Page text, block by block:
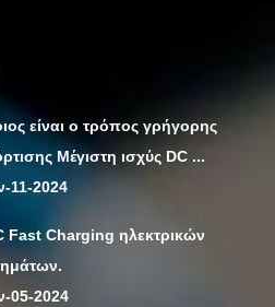
είναι ο τρόπος γρήγορης
Μέγιστη ισχύς DC ...
11-2024
Fast Charging ηλεκτρικών
05-2024